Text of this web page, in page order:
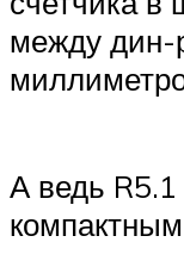
между дин-
А ведь